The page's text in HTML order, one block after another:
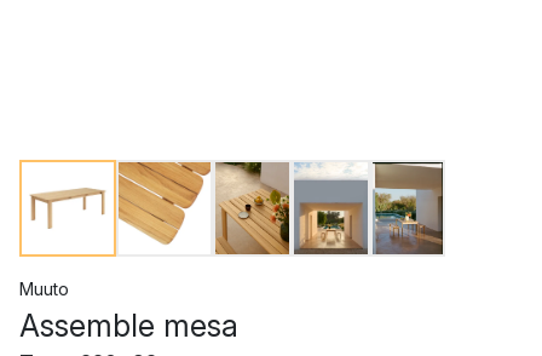
Muuto
Assemble mesa